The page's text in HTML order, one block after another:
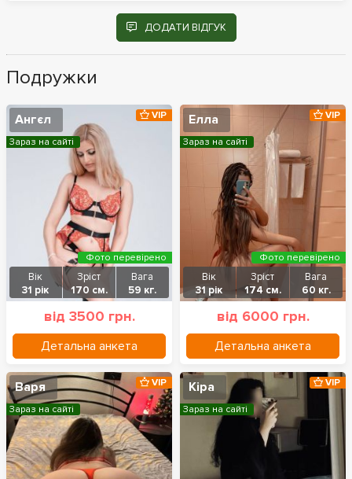
ДОДАТИ ВІДГУК
Подружки
Ангєл
Вік
31 рік
Зріст
170 см.
Вага
59 кг.
від 3500 грн.
Детальна анкета
VIP
Зараз на сайті
Фото перевірено
Елла
Вік
31 рік
Зріст
174 см.
Вага
60 кг.
від 6000 грн.
Детальна анкета
VIP
Зараз на сайті
Фото перевірено
Варя VIP
Зараз на сайті
Кіра VIP
Зараз на сайті